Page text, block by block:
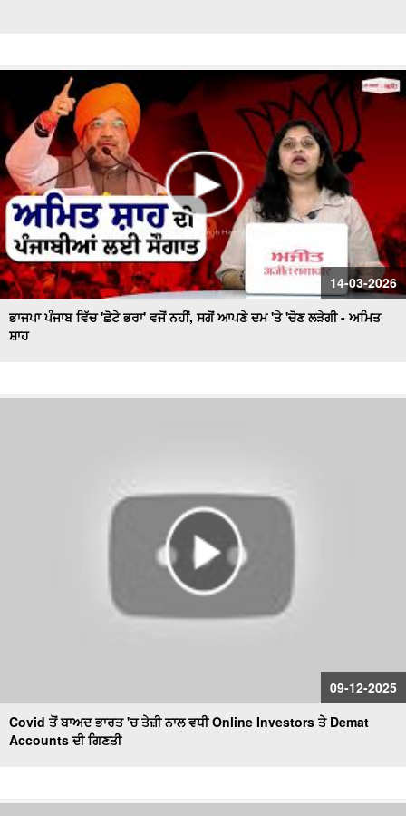
14-03-2026
ਭਾਜਪਾ ਪੰਜਾਬ ਵਿੱਚ 'ਛੋਟੇ ਭਰਾ' ਵਜੋਂ ਨਹੀਂ, ਸਗੋਂ ਆਪਣੇ ਦਮ 'ਤੇ 'ਚੋਣ ਲੜੇਗੀ - ਅਮਿਤ
ਸ਼ਾਹ
09-12-2025
Covid ਤੋਂ ਬਾਅਦ ਭਾਰਤ 'ਚ ਤੇਜ਼ੀ ਨਾਲ ਵਧੀ Online Investors ਤੇ Demat
Accounts ਦੀ ਗਿਣਤੀ